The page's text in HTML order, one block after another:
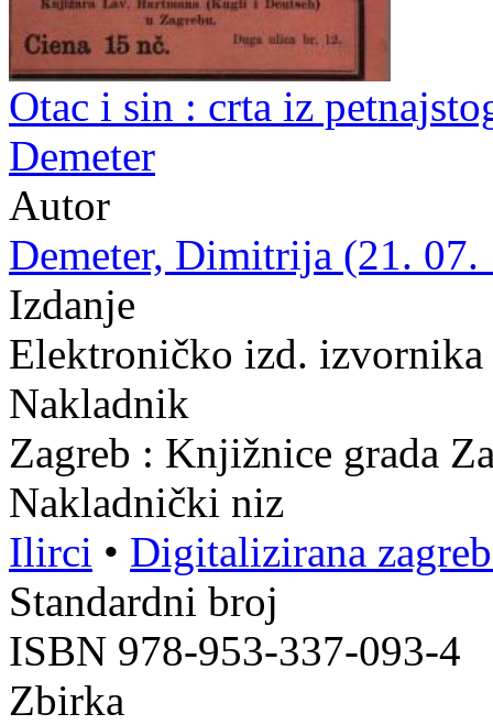
Otac i sin : crta iz
Demeter
Autor
Demeter, Dimitrija (21.
Izdanje
Elektroničko izd.
Nakladnik
Zagreb : Knjižnice grada
Nakladnički niz
Ilirci • Digitalizirana
Standardni broj
ISBN 978-953-337-093-4
Zbirka